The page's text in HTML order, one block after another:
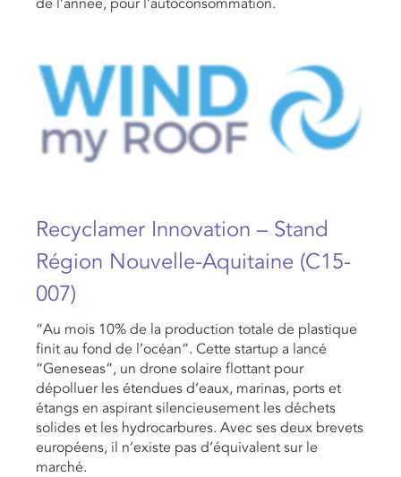
Recyclamer Innovation – Stand
Région Nouvelle-Aquitaine (C15-
007)
“Au mois 10% de la production totale de plastique
finit au fond de l’océan”. Cette startup a lancé
“Geneseas”, un drone solaire flottant pour
dépolluer les étendues d’eaux, marinas, ports et
étangs en aspirant silencieusement les déchets
solides et les hydrocarbures. Avec ses deux brevets
européens, il n’existe pas d’équivalent sur le
marché.